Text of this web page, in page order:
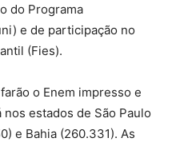
do Programa
e de participação no
(Fies).
o Enem impresso e
estados de São Paulo
e Bahia (260.331). As